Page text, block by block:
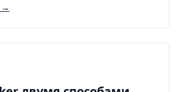
→